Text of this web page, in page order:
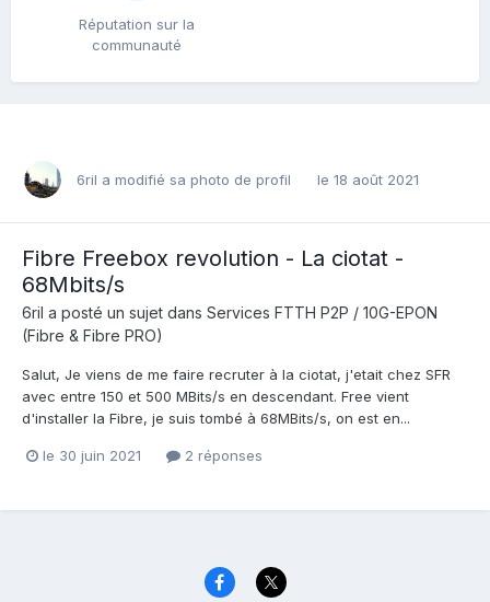
Réputation sur la
communauté
6ril a modifié sa photo de profil le 18 août 2021
Fibre Freebox revolution - La ciotat -
68Mbits/s
6ril a posté un sujet dans Services FTTH P2P / 10G-EPON
(Fibre & Fibre PRO)
Salut, Je viens de me faire recruter à la ciotat, j'etait chez SFR
avec entre 150 et 500 MBits/s en descendant. Free vient
d'installer la Fibre, je suis tombé à 68MBits/s, on est en...
le 30 juin 2021 2 réponses